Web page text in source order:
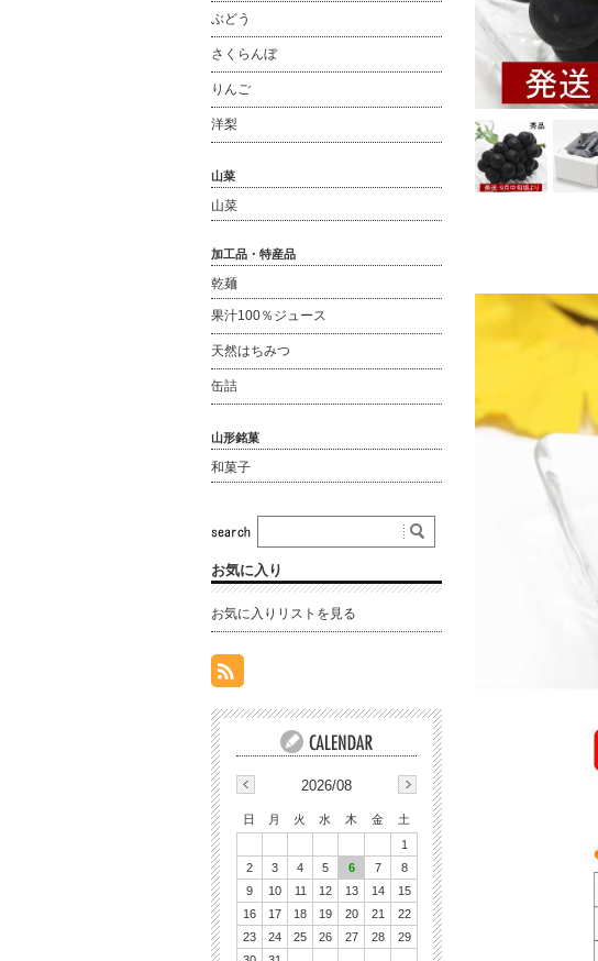
ぶどう
さくらんぼ
りんご
洋梨
山菜
山菜
加工品・特産品
乾麺
果汁100％ジュース
天然はちみつ
缶詰
山形銘菓
和菓子
お気に入り
お気に入りリストを見る
2026/08
日 月 火 水 木 金
土
1
2
3 4 5 6 7
8
9
10 11 12 13 14
15
16
17 18 19 20 21
22
23
24 25 26 27 28
29